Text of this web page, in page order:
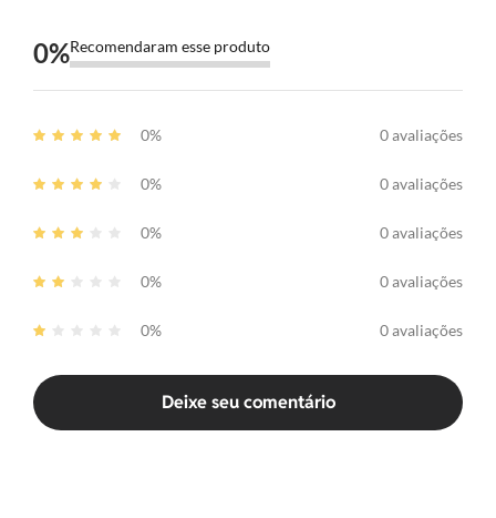
0%Recomendaram esse produto
0% 0 avaliações
0% 0 avaliações
0% 0 avaliações
0% 0 avaliações
0% 0 avaliações
Deixe seu comentário